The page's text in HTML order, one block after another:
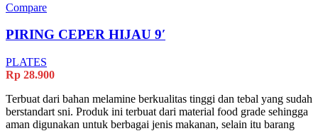
Compare
PIRING CEPER HIJAU 9′
PLATES
Rp 28.900
Terbuat dari bahan melamine berkualitas tinggi dan tebal yang sudah
berstandart sni. Produk ini terbuat dari material food grade sehingga
aman digunakan untuk berbagai jenis makanan, selain itu barang